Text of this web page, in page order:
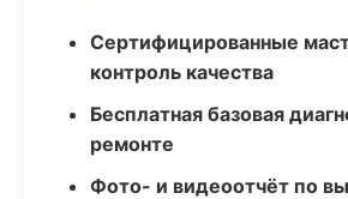
Сертифицированные
контроль качества
Бесплатная базовая
ремонте
Фото- и видеоотчёт по